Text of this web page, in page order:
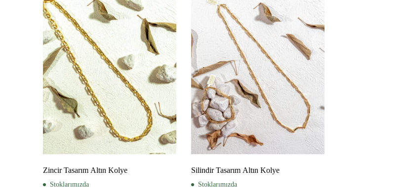
Zincir Tasarım Altın Kolye
Stoklarımızda
Silindir Tasarım Altın Kolye
Stoklarımızda